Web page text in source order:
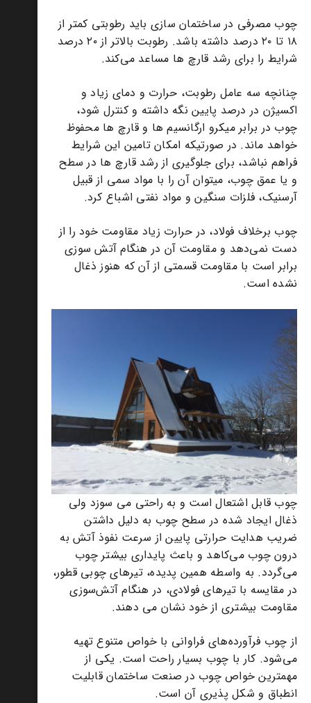
چوب مصرفی در ساختمان سازی باید رطوبتی کمتر از
۱۸ تا ۲۰ درصد داشته باشد. رطوبت بالاتر از ۲۰ درصد
شرایط را برای رشد قارچ ها مساعد می‌کند.
چنانچه سه عامل رطوبت، حرارت و دمای زیاد و
اکسیژن در درصد پایین نگه داشته و کنترل شود،
چوب در برابر میکرو ارگانسیم ها و قارچ ها محفوظ
خواهد ماند. در صورتیکه امکان تامین این شرایط
فراهم نباشد، برای جلوگیری از رشد قارچ ها در سطح
و یا عمق چوب، میتوان آن را با مواد سمی از قبیل
آرسنیک، فلزات سنگین و مواد نفتی اشباع کرد.
چوب برخلاف فولاد، در حرارت زیاد مقاومت خود را از
دست نمی‌دهد و مقاومت آن در هنگام آتش سوزی
برابر است با مقاومت قسمتی از آن که هنوز ذغال
نشده است.
چوب قابل اشتعال است و به راحتی می سوزد ولی
ذغال ایجاد شده در سطح چوب به دلیل داشتن
ضریب هدایت حرارتی پایین از سرعت نفوذ آتش به
درون چوب می‌کاهد و باعث پایداری بیشتر چوب
می‌گردد. به واسطه همین پدیده، تیرهای چوبی قطور،
در مقایسه با تیرهای فولادی، در هنگام آتش‌سوزی
مقاومت بیشتری از خود نشان می دهند.
از چوب فرآورده‌های فراوانی با خواص متنوع تهیه
می‌شود. کار با چوب بسیار راحت است. یکی از
مهمترین خواص چوب در صنعت ساختمان قابلیت
انطباق و شکل پذیری آن است.